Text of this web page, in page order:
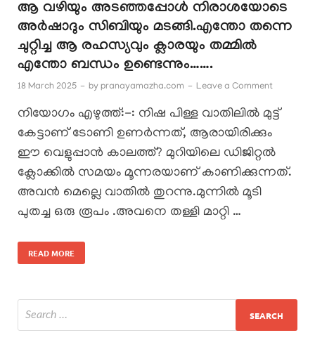
ആ വഴിയും അടഞ്ഞപ്പോൾ നിരാശയോടെ
അർഷാദും സിബിയും മടങ്ങി.എന്തോ തന്നെ
ചുറ്റിച്ച ആ രഹസ്യവും ക്ലാരയും തമ്മിൽ
എന്തോ ബന്ധം ഉണ്ടെന്നും…….
18 March 2025 - by pranayamazha.com - Leave a Comment
നിയോഗം എഴുത്ത്:-: നിഷ പിള്ള വാതിലിൽ മുട്ട്
കേട്ടാണ് ടോണി ഉണർന്നത്, ആരായിരിക്കും
ഈ വെളുപ്പാൻ കാലത്ത്? മുറിയിലെ ഡിജിറ്റൽ
ക്ലോക്കിൽ സമയം മൂന്നരയാണ് കാണിക്കുന്നത്.
അവൻ മെല്ലെ വാതിൽ തുറന്നു.മുന്നിൽ മൂടി
പുതച്ച ഒരു രൂപം .അവനെ തള്ളി മാറ്റി …
READ MORE